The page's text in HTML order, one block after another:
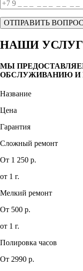
НАШИ
МЫ
ОБСЛУЖИВАНИЮ И
Название
Цена
Гарантия
Сложный ремонт
От 1 250 р.
от 1 г.
Мелкий ремонт
От 500 р.
от 1 г.
Полировка часов
От 2990 р.